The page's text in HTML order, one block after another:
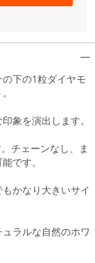
下の1粒ダイヤモ
象を演出します。
チェーンなし、ま
です。
かなり大きいサイ
ラルな自然のホワ